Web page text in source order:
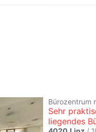
Bürozentrum
Sehr
liegendes